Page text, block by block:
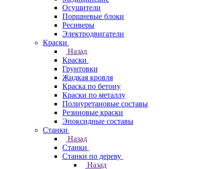
Осушители
Поршневые блоки
Ресиверы
Электродвигатели
Краски
Назад
Краски
Грунтовки
Жидкая кровля
Краска по бетону
Краски по металлу
Полиуретановые составы
Резиновые краски
Эпоксидные составы
Станки
Назад
Станки
Станки по дереву
Назад